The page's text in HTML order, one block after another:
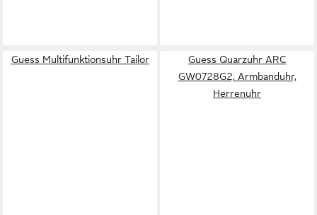
Guess Multifunktionsuhr Tailor
Guess Quarzuhr ARC
GW0728G2, Armbanduhr,
Herrenuhr